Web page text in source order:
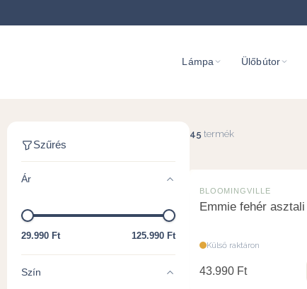
Lámpa Ülőbútor
Asztali lámpa
Szűrés
Ár
29.990 Ft 125.990 Ft
Szín
45 termék
BLOOMINGVILLE
Emmie fehér
Külső raktáron
43.990 Ft